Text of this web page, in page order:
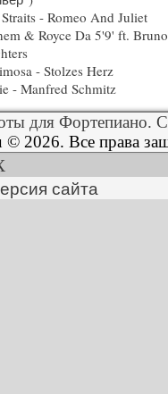
- Romeo And Juliet
& Royce Da 5'9' ft.
- Stolzes Herz
- Manfred Schmitz
для Фортепиано.
© 2026. Все права
сайта